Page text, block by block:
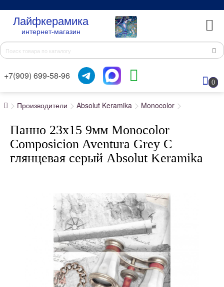
Лайфкерамика
интернет-магазин
+7(909) 699-58-96
0
Производители Absolut Keramika Monocolor
Панно 23x15 9мм Monocolor
Composicion Aventura Grey C
глянцевая серый Absolut Keramika